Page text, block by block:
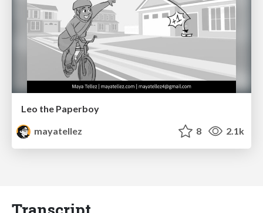
Leo the Paperboy
mayatellez
8 2.1k